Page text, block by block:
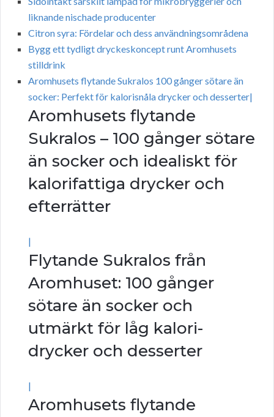
liknande nischade producenter
Citron syra: Fördelar och dess användningsområdena
Bygg ett tydligt dryckeskoncept runt Aromhusets
stilldrink
Aromhusets flytande Sukralos 100 gånger sötare än
socker: Perfekt för kalorisnåla drycker och desserter|
Aromhusets flytande
Sukralos – 100 gånger sötare
än socker och idealiskt för
kalorifattiga drycker och
efterrätter
|
Flytande Sukralos från
Aromhuset: 100 gånger
sötare än socker och
utmärkt för låg kalori-
drycker och desserter
|
Aromhusets flytande